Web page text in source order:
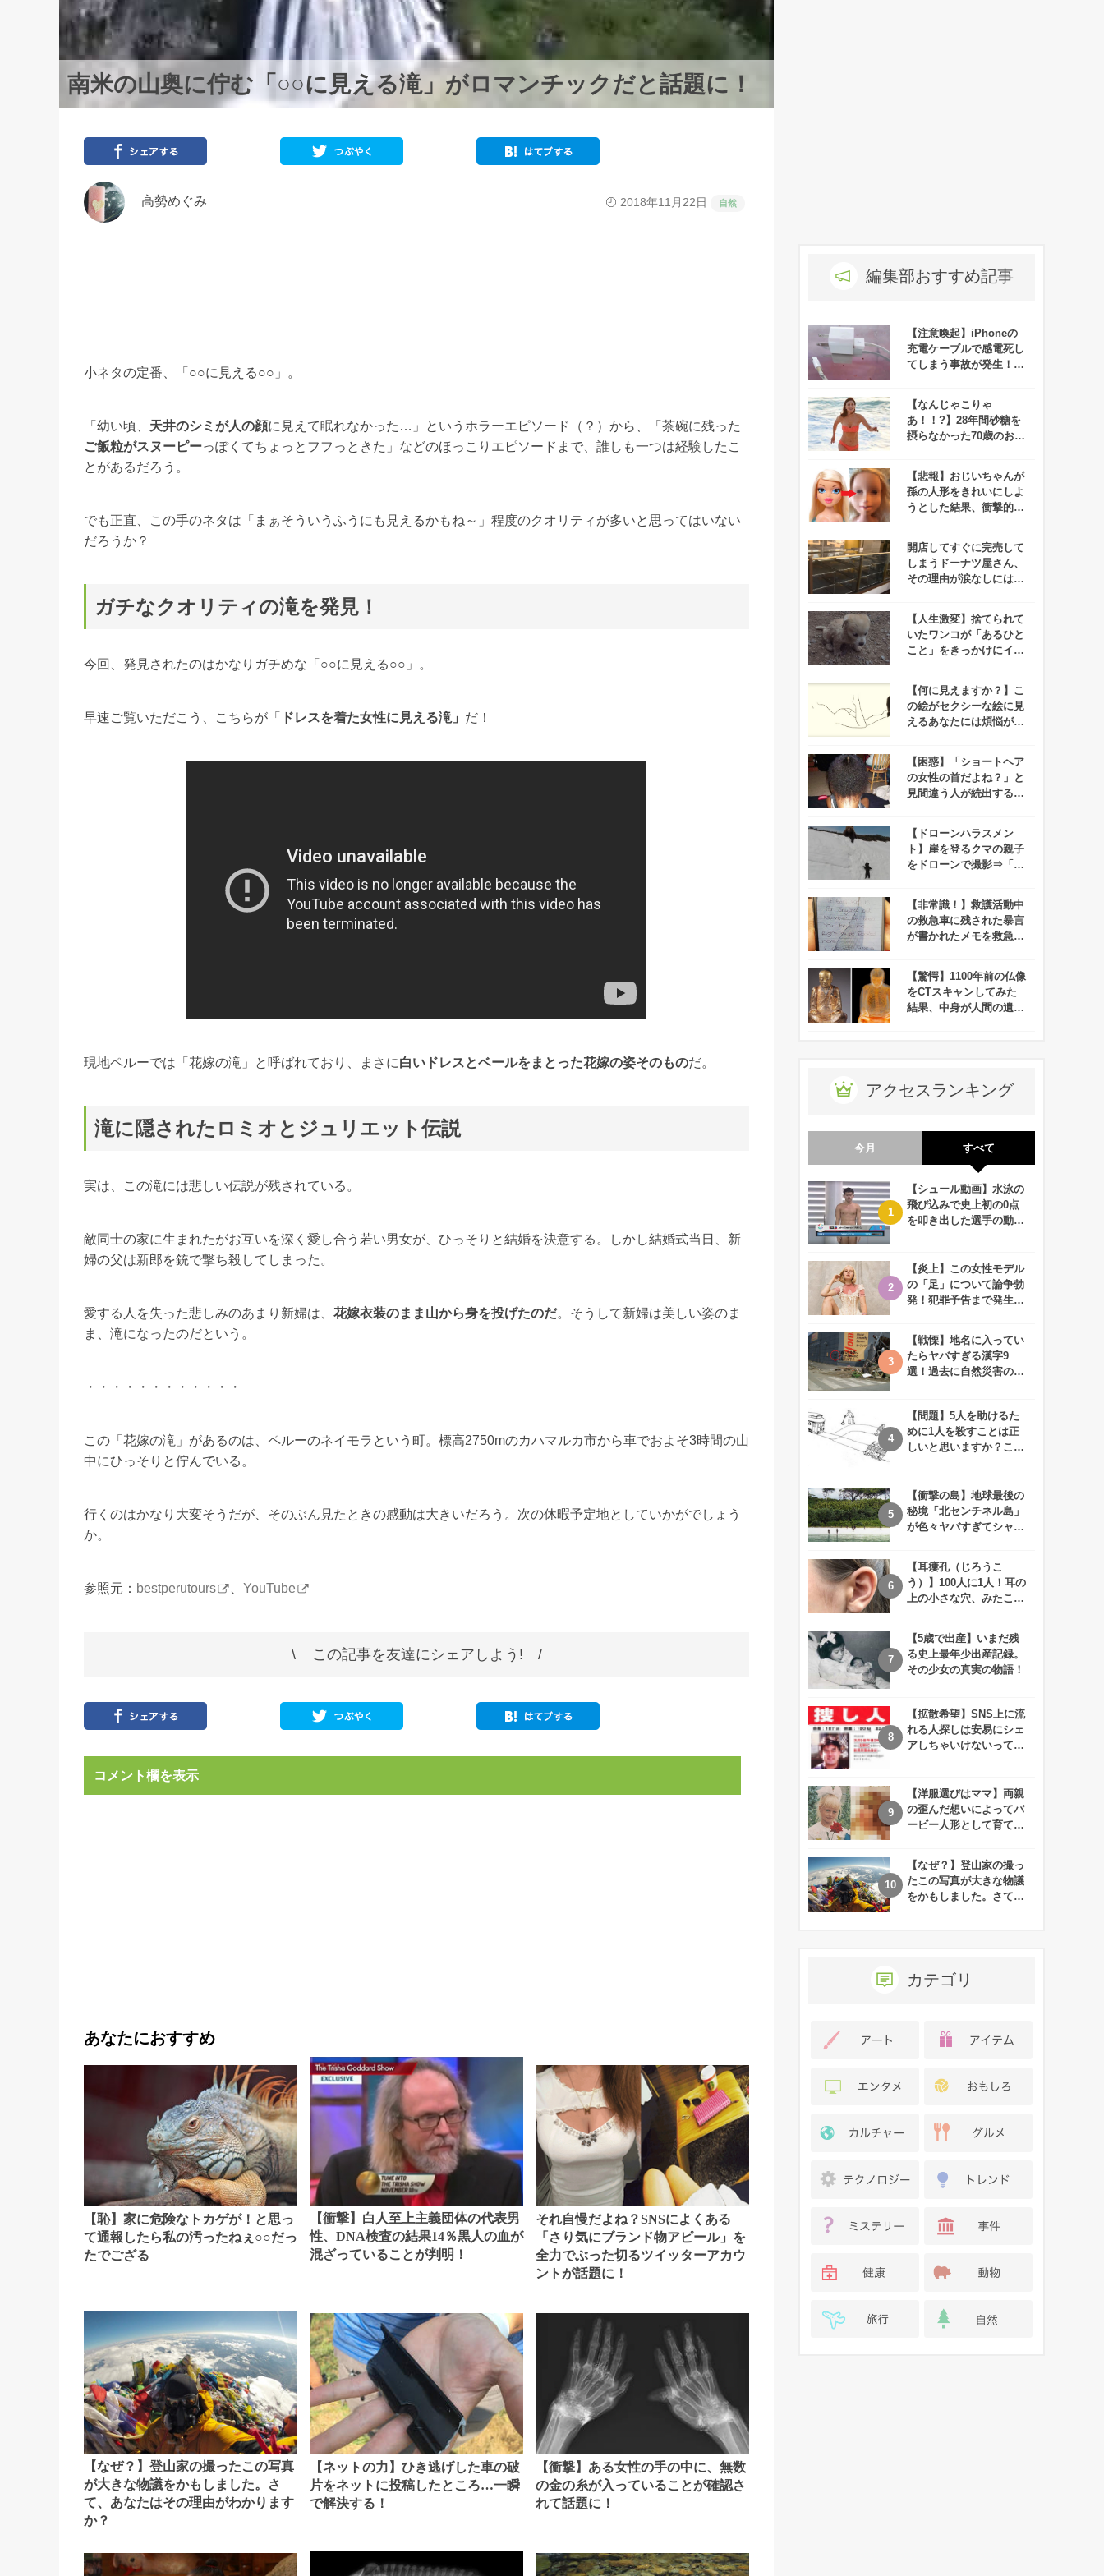
南米の山奥に佇む「○○に見える滝」がロマンチックだと話題に！
高勢めぐみ 2018年11月22日 自然
小ネタの定番、「○○に見える○○」。
「幼い頃、 天井のシミが人の顔に見えて眠れなかった…」というホラーエピソード（？）から、「茶碗に残った
ご飯粒がスヌーピーっぽくてちょっとフフっときた」などのほっこりエピソードまで、誰しも一つは経験したこ
とがあるだろう。
でも正直、この手のネタは「まぁそういうふうにも見えるかもね～」程度のクオリティが多いと思ってはいない
だろうか？
ガチなクオリティの滝を発見！
今回、発見されたのはかなりガチめな「○○に見える○○」。
早速ご覧いただこう、こちらが「 ドレスを着た女性に見える滝」 だ！
現地ペルーでは「花嫁の滝」と呼ばれており、まさに白いドレスとベールをまとった花嫁の姿そのものだ。
滝に隠されたロミオとジュリエット伝説
実は、この滝には悲しい伝説が残されている。
敵同士の家に生まれたがお互いを深く愛し合う若い男女が、ひっそりと結婚を決意する。しかし結婚式当日、新
婦の父は新郎を銃で撃ち殺してしまった。
愛する人を失った悲しみのあまり新婦は、 花嫁衣装のまま山から身を投げたのだ。そうして新婦は美しい姿のま
ま、滝になったのだという。
・・・・・・・・・・・・
この「花嫁の滝」があるのは、ペルーのネイモラという町。標高2750mのカハマルカ市から車でおよそ3時間の山
中にひっそりと佇んでいる。
行くのはかなり大変そうだが、そのぶん見たときの感動は大きいだろう。次の休暇予定地としていかがでしょう
か。
参照元： bestperutours 、YouTube
この記事を友達にシェアしよう! /
コメント欄を表示
あなたにおすすめ
【恥】家に危険なトカゲが！と思っ
て通報したら私の汚ったねぇ○○だっ
たでござる
【衝撃】白人至上主義団体の代表男
性、DNA検査の結果14％黒人の血が
混ざっていることが判明！
それ自慢だよね？SNSによくある
「さり気にブランド物アピール」を
全力でぶった切るツイッターアカウ
ントが話題に！
【なぜ？】登山家の撮ったこの写真
が大きな物議をかもしました。さ
て、あなたはその理由がわかります
か？
【ネットの力】ひき逃げした車の破
片をネットに投稿したところ…一瞬
で解決する！
【衝撃】ある女性の手の中に、無数
の金の糸が入っていることが確認さ
れて話題に！
編集部おすすめ記事
【注意喚起】iPhoneの
充電ケーブルで感電死し
てしまう事故が発生！！
【なんじゃこりゃ
あ！！?】28年間砂糖を
摂らなかった70歳のお婆
わず笑っちゃう
【悲報】おじいちゃんが
孫の人形をきれいにしよ
うとした結果、衝撃的な
う！
開店してすぐに完売して
しまうドーナツ屋さん、
その理由が涙なしには聞
【人生激変】捨てられて
いたワンコが「あるひと
こと」をきっかけにイン
【何に見えますか？】こ
の絵がセクシーな絵に見
えるあなたには煩悩があ
【困惑】「ショートヘア
の女性の首だよね？」と
見間違う人が続出する写
【ドローンハラスメン
ト】崖を登るクマの親子
をドローンで撮影⇒「ク
る！」と批難殺到！
【非常識！】救護活動中
の救急車に残された暴言
が書かれたメモを救急隊
ハで逮捕される！
【驚愕】1100年前の仏像
をCTスキャンしてみた
結果、中身が人間の遺体
アクセスランキング
今月 すべて
【シュール動画】水泳の
飛び込みで史上初の0点
を叩き出した選手の動画
【炎上】この女性モデル
の「足」について論争勃
発！犯罪予告まで発生す
【戦慄】地名に入ってい
たらヤバすぎる漢字9
選！過去に自然災害の歴
【問題】5人を助けるた
めに1人を殺すことは正
しいと思いますか？この
【衝撃の島】地球最後の
秘境「北センチネル島」
が色々ヤバすぎてシャレ
【耳瘻孔（じろうこ
う）】100人に1人！耳の
上の小さな穴、みたこと
【5歳で出産】いまだ残
る史上最年少出産記録。
その少女の真実の物語！
【拡散希望】SNS上に流
れる人探しは安易にシェ
アしちゃいけないって知
【洋服選びはママ】両親
の歪んだ想いによってバ
ービー人形として育てら
【なぜ？】登山家の撮っ
たこの写真が大きな物議
をかもしました。さて、
カテゴリ